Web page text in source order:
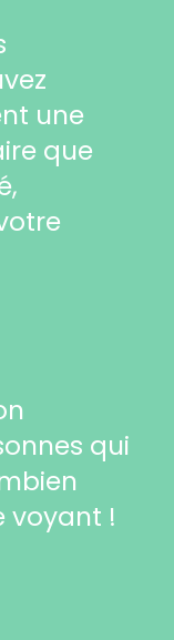
une
que
qui
voyant !